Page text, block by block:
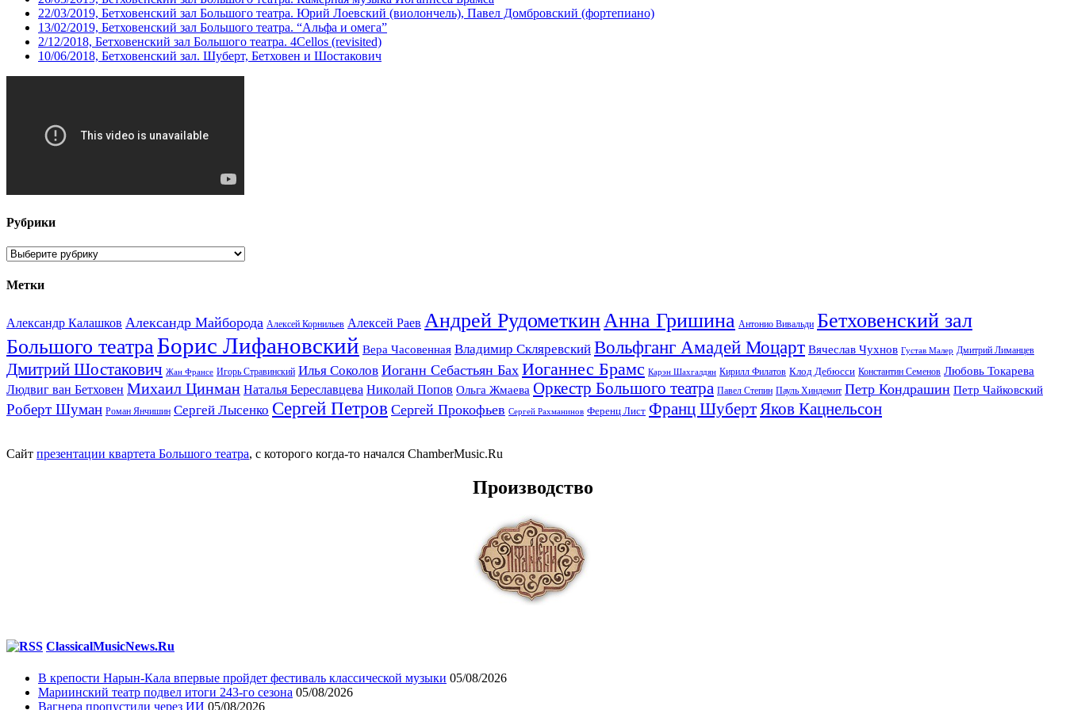
22/03/2019, Бетховенский зал Большого театра. Юрий Лоевский (виолончель), Павел Домбровский (фортепиано)
13/02/2019, Бетховенский зал Большого театра. “Альфа и омега”
2/12/2018, Бетховенский зал Большого театра. 4Cellos (revisited)
10/06/2018, Бетховенский зал. Шуберт, Бетховен и Шостакович
Рубрики
Рубрики
Метки
Александр Калашков Александр Майборода Алексей Корнильев Алексей Раев Андрей РудометкинАнна Гришина Антонио Вивальди Бетховенский зал
Большого театраБорис Лифановский Вера Часовенная Владимир Скляревский Вольфганг Амадей Моцарт Вячеслав Чухнов Густав Малер Дмитрий Лиманцев
Дмитрий Шостакович Жан Франсе Игорь Стравинский Илья Соколов Иоганн Себастьян Бах Иоганнес Брамс Карэн Шахгалдян Кирилл Филатов Клод Дебюсси Константин Семенов Любовь Токарева
Людвиг ван Бетховен Михаил Цинман Наталья Береславцева Николай Попов Ольга Жмаева Оркестр Большого театра Павел Степин Пауль Хиндемит Петр Кондрашин Петр Чайковский
Роберт Шуман Роман Янчишин Сергей Лысенко Сергей Петров Сергей Прокофьев Сергей Рахманинов Ференц Лист Франц ШубертЯков Кацнельсон
Сайт презентации квартета Большого театра, с которого когда-то начался ChamberMusic.Ru
Производство
ClassicalMusicNews.Ru
В крепости Нарын-Кала впервые пройдет фестиваль классической музыки 05/08/2026
Мариинский театр подвел итоги 243-го сезона 05/08/2026
Вагнера пропустили через ИИ 05/08/2026